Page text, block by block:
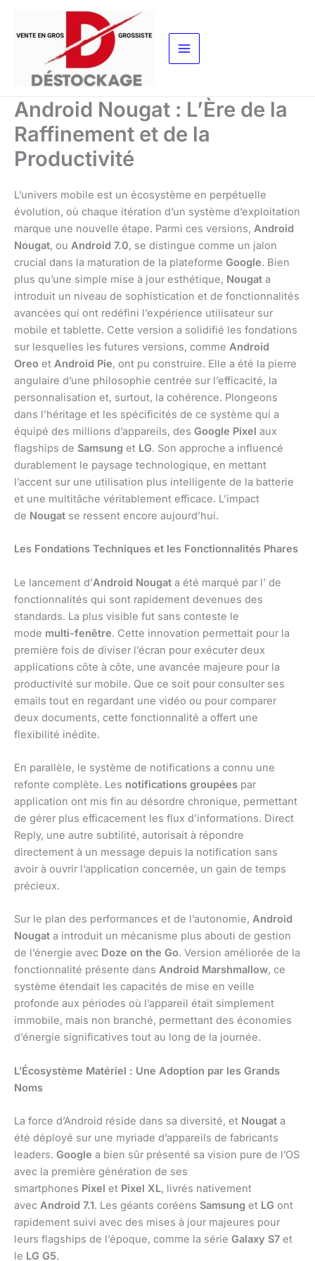
contenu
Android Nougat : L’Ère de la
Raffinement et de la
Productivité
L’univers mobile est un écosystème en perpétuelle
évolution, où chaque itération d’un système d’exploitation
marque une nouvelle étape. Parmi ces versions, Android
Nougat, ou Android 7.0, se distingue comme un jalon
crucial dans la maturation de la plateforme Google. Bien
plus qu’une simple mise à jour esthétique, Nougat a
introduit un niveau de sophistication et de fonctionnalités
avancées qui ont redéfini l’expérience utilisateur sur
mobile et tablette. Cette version a solidifié les fondations
sur lesquelles les futures versions, comme Android
Oreo et Android Pie, ont pu construire. Elle a été la pierre
angulaire d’une philosophie centrée sur l’efficacité, la
personnalisation et, surtout, la cohérence. Plongeons
dans l’héritage et les spécificités de ce système qui a
équipé des millions d’appareils, des Google Pixel aux
flagships de Samsung et LG. Son approche a influencé
durablement le paysage technologique, en mettant
l’accent sur une utilisation plus intelligente de la batterie
et une multitâche véritablement efficace. L’impact
de Nougat se ressent encore aujourd’hui.
Les Fondations Techniques et les Fonctionnalités Phares
Le lancement d’Android Nougat a été marqué par l’ de
fonctionnalités qui sont rapidement devenues des
standards. La plus visible fut sans conteste le
mode multi-fenêtre. Cette innovation permettait pour la
première fois de diviser l’écran pour exécuter deux
applications côte à côte, une avancée majeure pour la
productivité sur mobile. Que ce soit pour consulter ses
emails tout en regardant une vidéo ou pour comparer
deux documents, cette fonctionnalité a offert une
flexibilité inédite.
En parallèle, le système de notifications a connu une
refonte complète. Les notifications groupées par
application ont mis fin au désordre chronique, permettant
de gérer plus efficacement les flux d’informations. Direct
Reply, une autre subtilité, autorisait à répondre
directement à un message depuis la notification sans
avoir à ouvrir l’application concernée, un gain de temps
précieux.
Sur le plan des performances et de l’autonomie, Android
Nougat a introduit un mécanisme plus abouti de gestion
de l’énergie avec Doze on the Go. Version améliorée de la
fonctionnalité présente dans Android Marshmallow, ce
système étendait les capacités de mise en veille
profonde aux périodes où l’appareil était simplement
immobile, mais non branché, permettant des économies
d’énergie significatives tout au long de la journée.
L’Écosystème Matériel : Une Adoption par les Grands
Noms
La force d’Android réside dans sa diversité, et Nougat a
été déployé sur une myriade d’appareils de fabricants
leaders. Google a bien sûr présenté sa vision pure de l’OS
avec la première génération de ses
smartphones Pixel et Pixel XL, livrés nativement
avec Android 7.1. Les géants coréens Samsung et LG ont
rapidement suivi avec des mises à jour majeures pour
leurs flagships de l’époque, comme la série Galaxy S7 et
le LG G5.